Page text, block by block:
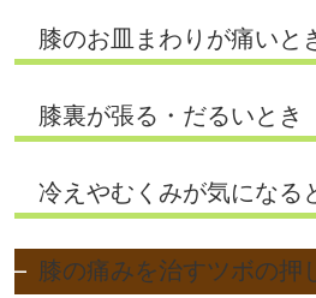
膝のお皿まわりが痛いと
膝裏が張る・だるいとき
冷えやむくみが気になる
膝の痛みを治すツボの押